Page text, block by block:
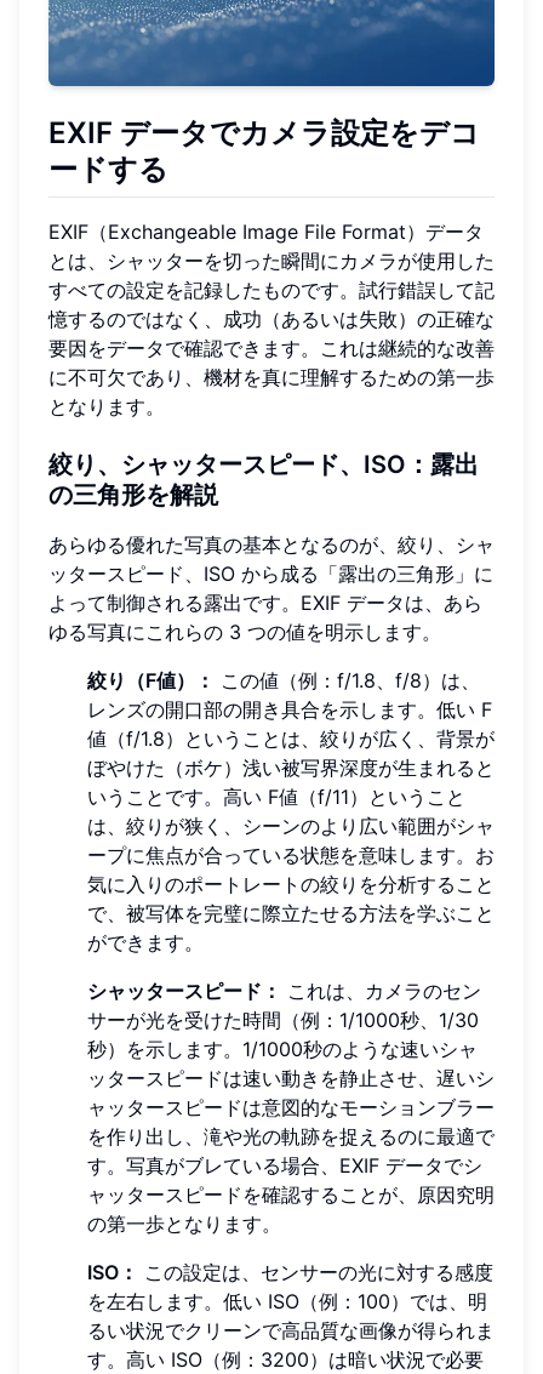
EXIF データでカメラ設定をデコ
ードする
EXIF（Exchangeable Image File Format）データ
とは、シャッターを切った瞬間にカメラが使用した
すべての設定を記録したものです。試行錯誤して記
憶するのではなく、成功（あるいは失敗）の正確な
要因をデータで確認できます。これは継続的な改善
に不可欠であり、機材を真に理解するための第一歩
となります。
絞り、シャッタースピード、ISO：露出
の三角形を解説
あらゆる優れた写真の基本となるのが、絞り、シャ
ッタースピード、ISO から成る「露出の三角形」に
よって制御される露出です。EXIF データは、あら
ゆる写真にこれらの 3 つの値を明示します。
絞り（F値）：
この値（例：f/1.8、f/8）は、
レンズの開口部の開き具合を示します。低い F
値（f/1.8）ということは、絞りが広く、背景が
ぼやけた（ボケ）浅い被写界深度が生まれると
いうことです。高い F値（f/11）ということ
は、絞りが狭く、シーンのより広い範囲がシャ
ープに焦点が合っている状態を意味します。お
気に入りのポートレートの絞りを分析すること
で、被写体を完璧に際立たせる方法を学ぶこと
ができます。
シャッタースピード：
これは、カメラのセン
サーが光を受けた時間（例：1/1000秒、1/30
秒）を示します。1/1000秒のような速いシャ
ッタースピードは速い動きを静止させ、遅いシ
ャッタースピードは意図的なモーションブラー
を作り出し、滝や光の軌跡を捉えるのに最適で
す。写真がブレている場合、EXIF データでシ
ャッタースピードを確認することが、原因究明
の第一歩となります。
ISO：
この設定は、センサーの光に対する感度
を左右します。低い ISO（例：100）では、明
るい状況でクリーンで高品質な画像が得られま
す。高い ISO（例：3200）は暗い状況で必要